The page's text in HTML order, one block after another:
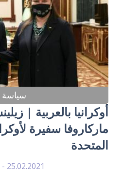
سياسة
أوكرانيا بالعربية |
ماركاروفا سفيرة
المتحدة
25.02.2021 - 23:35